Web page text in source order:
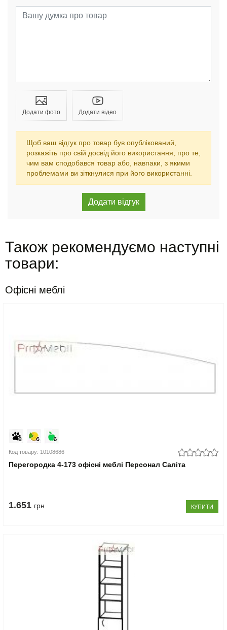
Додати фото Додати відео
Щоб ваш відгук про товар був опублікований,
розкажіть про свій досвід його використання, про те,
чим вам сподобався товар або, навпаки, з якими
проблемами ви зіткнулися при його використанні.
Також рекомендуємо наступні
товари:
Офісні меблі
Код товару: 10108686
Перегородка 4-173 офісні меблі Персонал Саліта
1.651 грн КУПИТИ